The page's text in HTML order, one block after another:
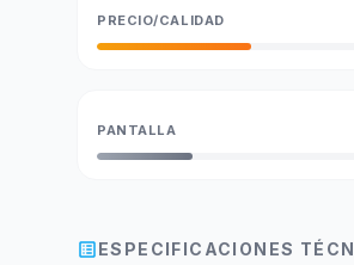
PRECIO/CALIDAD
PANTALLA
list_altESPECIFICACIONES